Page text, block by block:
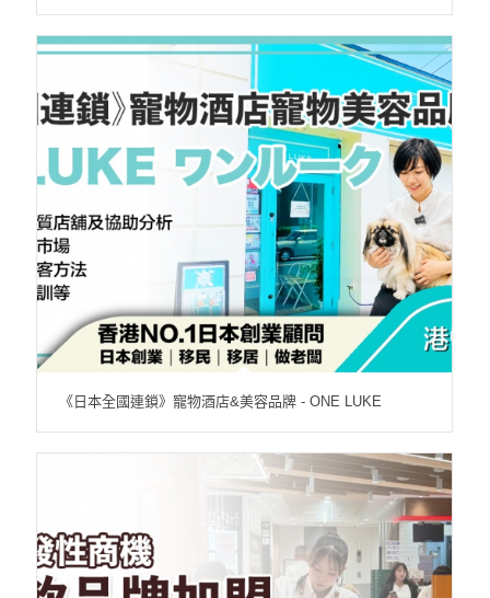
《日本全國連鎖》寵物酒店&美容品牌 - ONE LUKE